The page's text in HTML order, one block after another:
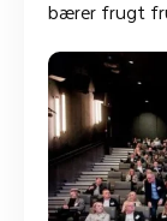
bærer frugt